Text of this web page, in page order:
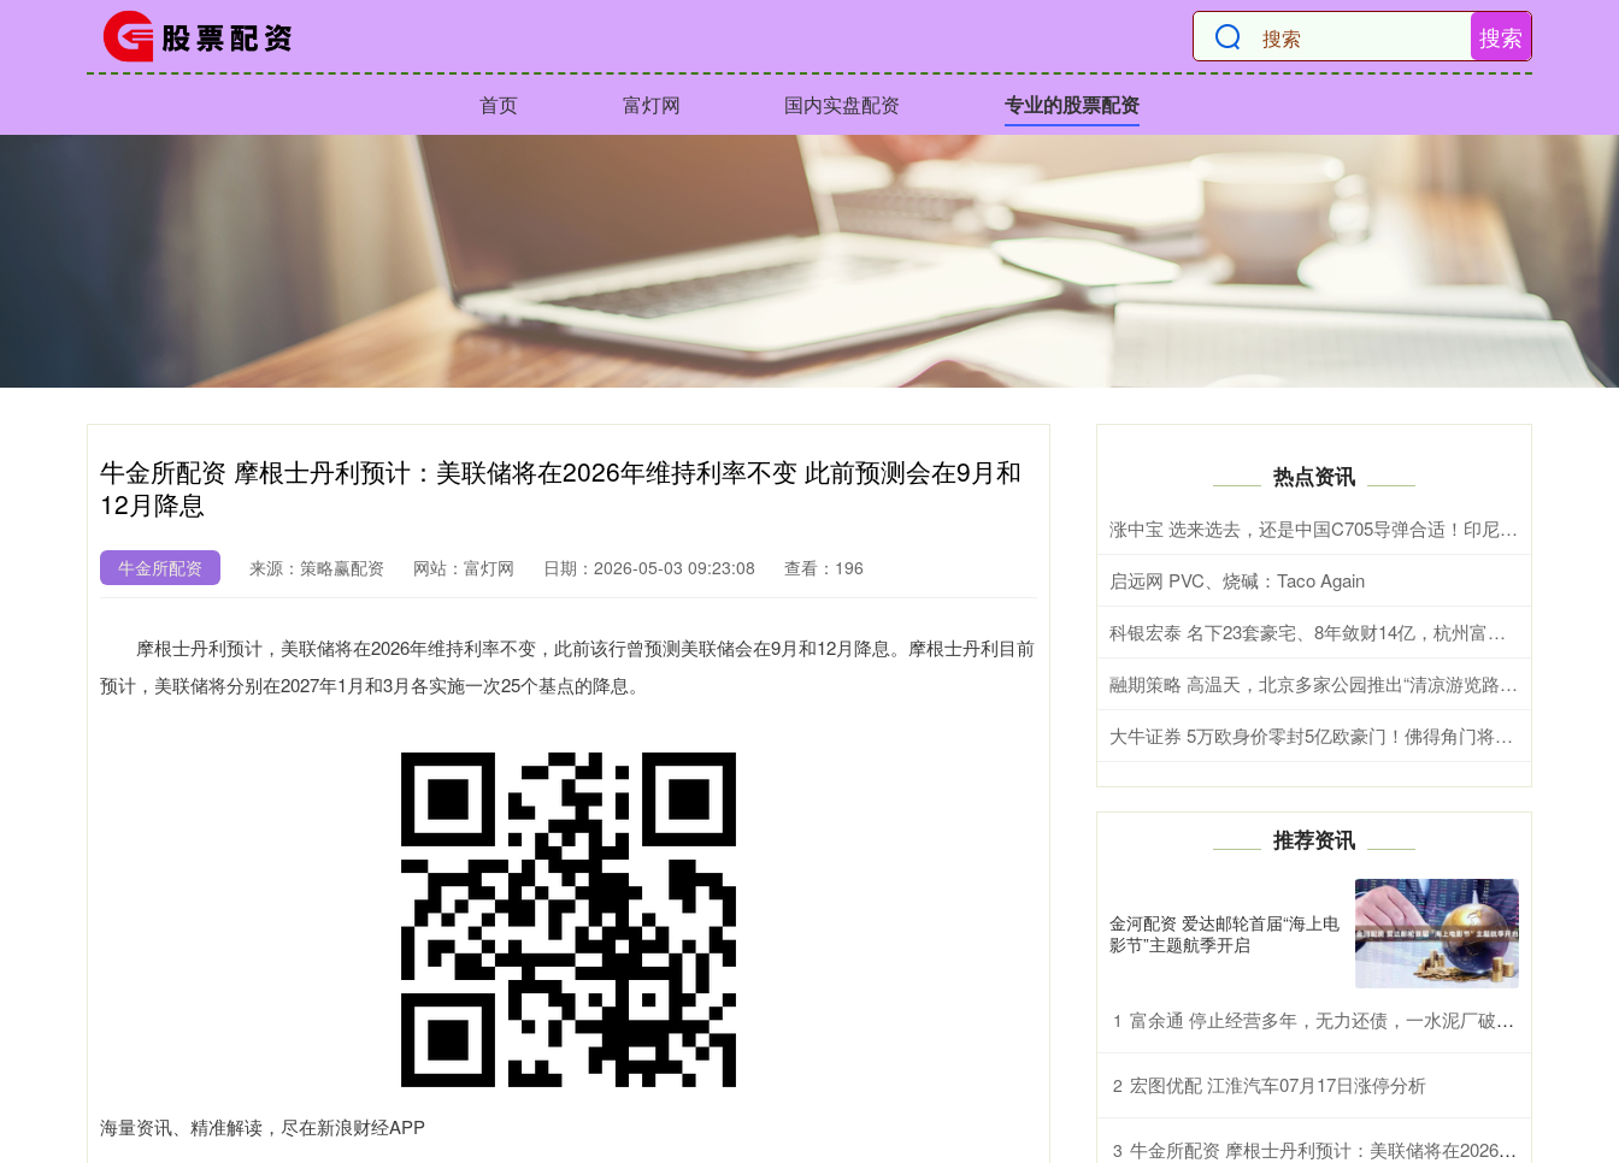
搜索
首页 富灯网 国内实盘配资 专业的股票配资
牛金所配资 摩根士丹利预计：美联储将在2026年维持利率不变 此前预测会在9月和
12月降息
牛金所配资 来源：策略赢配资 网站：富灯网 日期：2026-05-03 09:23:08 查看：196
摩根士丹利预计，美联储将在2026年维持利率不变，此前该行曾预测美联储会在9月和12月降息。摩根士丹利目前
预计，美联储将分别在2027年1月和3月各实施一次25个基点的降息。
海量资讯、精准解读，尽在新浪财经APP
热点资讯
涨中宝 选来选去，还是中国C705导弹合适！印尼新型快速攻击艇终于开工
启远网 PVC、烧碱：Taco Again
科银宏泰 名下23套豪宅、8年敛财14亿，杭州富婆朱丽丽最终下场如何？
融期策略 高温天，北京多家公园推出“清凉游览路线”
大牛证券 5万欧身价零封5亿欧豪门！佛得角门将赛后落泪：我这一生都在为这一刻努力！
推荐资讯
金河配资 爱达邮轮首届“海上电
影节”主题航季开启
1 富余通 停止经营多年，无力还债，一水泥厂破产清算
2 宏图优配 江淮汽车07月17日涨停分析
3 牛金所配资 摩根士丹利预计：美联储将在2026年维持利率不变 此前预测会在9月和12月降息